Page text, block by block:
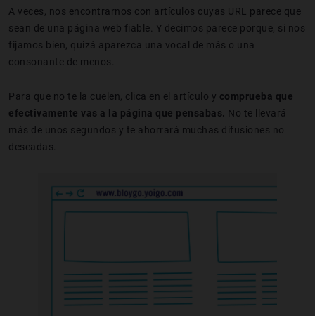
A veces, nos encontrarnos con artículos cuyas URL parece que
sean de una página web fiable. Y decimos parece porque, si nos
fijamos bien, quizá aparezca una vocal de más o una
consonante de menos.
Para que no te la cuelen, clica en el artículo y comprueba que
efectivamente vas a la página que pensabas. No te llevará
más de unos segundos y te ahorrará muchas difusiones no
deseadas.